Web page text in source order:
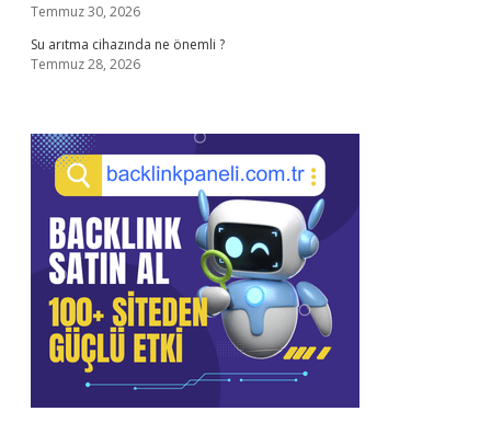
Temmuz 30, 2026
Su arıtma cihazında ne önemli ?
Temmuz 28, 2026